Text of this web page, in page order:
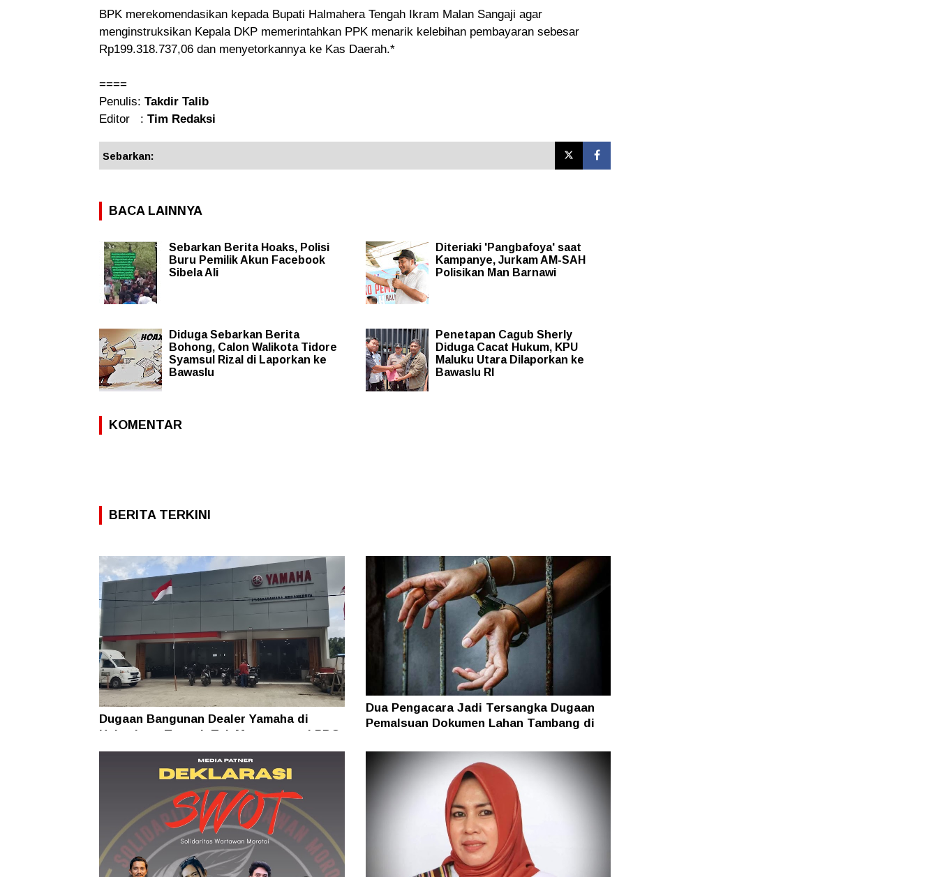
BPK merekomendasikan kepada Bupati Halmahera Tengah Ikram Malan Sangaji agar
menginstruksikan Kepala DKP memerintahkan PPK menarik kelebihan pembayaran sebesar
Rp199.318.737,06 dan menyetorkannya ke Kas Daerah.*
====
Penulis: Takdir Talib
Editor : Tim Redaksi
Sebarkan:
BACA LAINNYA
Sebarkan Berita Hoaks, Polisi
Buru Pemilik Akun Facebook
Sibela Ali
Diteriaki 'Pangbafoya' saat
Kampanye, Jurkam AM-SAH
Polisikan Man Barnawi
Diduga Sebarkan Berita
Bohong, Calon Walikota Tidore
Syamsul Rizal di Laporkan ke
Bawaslu
Penetapan Cagub Sherly
Diduga Cacat Hukum, KPU
Maluku Utara Dilaporkan ke
Bawaslu RI
KOMENTAR
BERITA TERKINI
Dugaan Bangunan Dealer Yamaha di
Halmahera Tengah Tak Mengantongi PBG
Dua Pengacara Jadi Tersangka Dugaan
Pemalsuan Dokumen Lahan Tambang di